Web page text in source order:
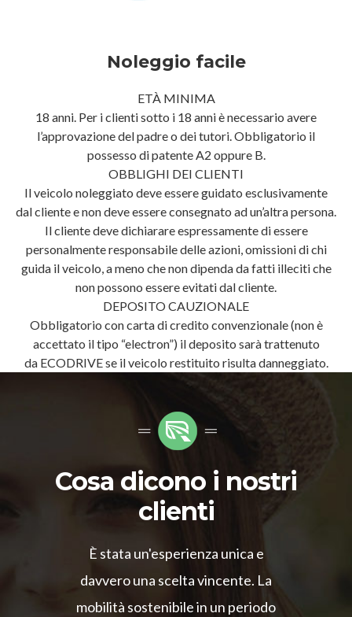
Noleggio facile
ETÀ MINIMA
18 anni. Per i clienti sotto i 18 anni è necessario avere
l’approvazione del padre o dei tutori. Obbligatorio il
possesso di patente A2 oppure B.
OBBLIGHI DEI CLIENTI
Il veicolo noleggiato deve essere guidato esclusivamente
dal cliente e non deve essere consegnato ad un’altra persona.
Il cliente deve dichiarare espressamente di essere
personalmente responsabile delle azioni, omissioni di chi
guida il veicolo, a meno che non dipenda da fatti illeciti che
non possono essere evitati dal cliente.
DEPOSITO CAUZIONALE
Obbligatorio con carta di credito convenzionale (non è
accettato il tipo “electron”) il deposito sarà trattenuto
da ECODRIVE se il veicolo restituito risulta danneggiato.
Cosa dicono i nostri
clienti
È stata un'esperienza unica e
davvero una scelta vincente. La
mobilità sostenibile in un periodo